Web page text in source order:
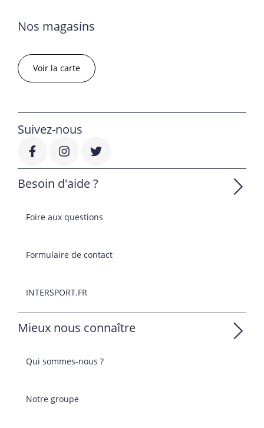
Nos magasins
Voir la carte
Suivez-nous
Besoin d'aide ?
Foire aux questions
Formulaire de contact
INTERSPORT.FR
Mieux nous connaître
Qui sommes-nous ?
Notre groupe